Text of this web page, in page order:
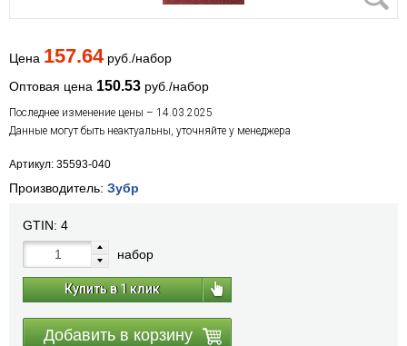
Цена 157.64руб./набор
Оптовая цена 150.53 руб./набор
Последнее изменение цены – 14.03.2025
Данные могут быть неактуальны, уточняйте у менеджера
Артикул: 35593-040
Производитель: Зубр
GTIN: 4
набор
Купить в 1 клик
Добавить в корзину